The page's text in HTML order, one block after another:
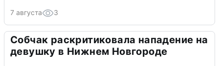
7 августа 3
Собчак раскритиковала нападение на
девушку в Нижнем Новгороде